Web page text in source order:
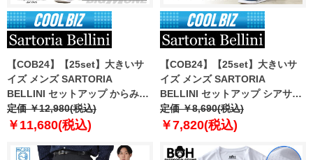
【COB24】【25set】大きいサ
イズ メンズ SARTORIA
BELLINI セットアップ からみ織
り ストレッチ パンツ 軽量 防シ
ワ 高通気 tzpt-1b
定価 ￥12,980(税込)
￥11,680(税込)
【COB24】【25set】大きいサ
イズ メンズ SARTORIA
BELLINI セットアップ シアサッ
カー ストレッチ パンツ 軽量 ウ
ォッシャブル イージーケア
定価 ￥8,690(税込)
￥7,820(税込)